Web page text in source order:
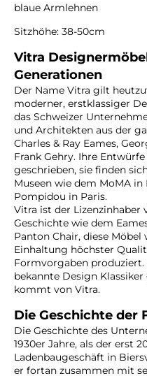
blaue Armlehnen
Sitzhöhe: 38-50cm
Vitra
Generationen
Der Name Vitra gilt
moderner, erstklassiger
das Schweizer
und Architekten aus der
Charles & Ray Eames,
Frank Gehry. Ihre
geschrieben, sie finden
Museen wie dem MoMA
Pompidou in Paris.
Vitra ist der Lizenzinhaber
Geschichte wie dem
Panton Chair, diese
Einhaltung höchster
Formvorgaben
bekannte Design
kommt von Vitra.
Die Geschichte der
Die Geschichte des
1930er Jahre, als der erst
Ladenbaugeschäft in
er fortan zusammen mit